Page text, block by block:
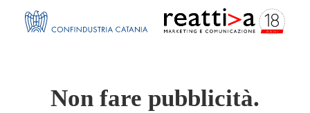
Non fare pubblicità.